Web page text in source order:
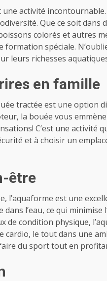
une activité incontournable
Que ce soit dans
colorés et autres
formation spéciale.
leurs richesses
en famille
tractée est une option
la bouée vous
C’est une activité
et à choisir un
être
l’aquaforme est une
l’eau, ce qui minimise
de condition physique,
le tout dans une
du sport tout en